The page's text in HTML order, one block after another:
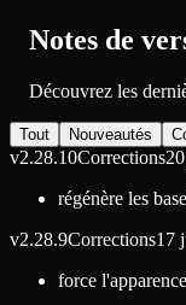
Notes de
Découvrez les
Tout Nouveautés
v2.28.10Corrections
régénère les
v2.28.9Corrections17
force